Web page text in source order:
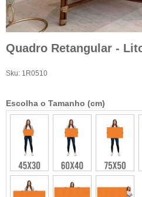
Quadro Retangular -
Sku: 1R0510
Escolha o Tamanho (cm)